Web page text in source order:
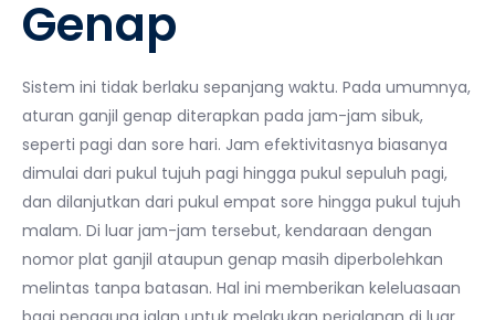
Genap
Sistem ini tidak berlaku sepanjang waktu. Pada umumnya,
aturan ganjil genap diterapkan pada jam-jam sibuk,
seperti pagi dan sore hari. Jam efektivitasnya biasanya
dimulai dari pukul tujuh pagi hingga pukul sepuluh pagi,
dan dilanjutkan dari pukul empat sore hingga pukul tujuh
malam. Di luar jam-jam tersebut, kendaraan dengan
nomor plat ganjil ataupun genap masih diperbolehkan
melintas tanpa batasan. Hal ini memberikan keleluasaan